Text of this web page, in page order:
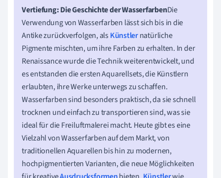
Vertiefung: Die Geschichte der WasserfarbenDie
Verwendung von Wasserfarben lässt sich bis in die
Antike zurückverfolgen, als Künstlernatürliche
Pigmente mischten, um ihre Farben zu erhalten. In der
Renaissance wurde die Technik weiterentwickelt, und
es entstanden die ersten Aquarellsets, die Künstlern
erlaubten, ihre Werke unterwegs zu schaffen.
Wasserfarben sind besonders praktisch, da sie schnell
trocknen und einfach zu transportieren sind, was sie
ideal für die Freiluftmalerei macht. Heute gibt es eine
Vielzahl von Wasserfarben auf dem Markt, von
traditionellen Aquarellen bis hin zu modernen,
hochpigmentierten Varianten, die neue Möglichkeiten